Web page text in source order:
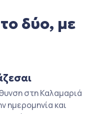
δύο, με
στη Καλαμαριά
ημερομηνία και